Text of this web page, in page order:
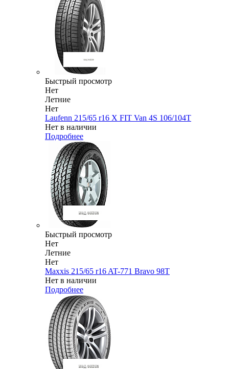
Быстрый просмотр
Нет
Летние
Нет
Laufenn 215/65 r16 X FIT Van 4S 106/104T
Нет в наличии
Подробнее
Быстрый просмотр
Нет
Летние
Нет
Maxxis 215/65 r16 AT-771 Bravo 98T
Нет в наличии
Подробнее